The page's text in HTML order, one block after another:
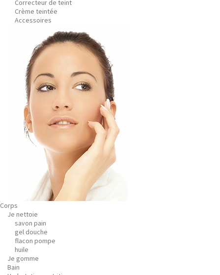
Correcteur de teint
Crème teintée
Accessoires
Corps
Je nettoie
savon pain
gel douche
flacon pompe
huile
Je gomme
Bain